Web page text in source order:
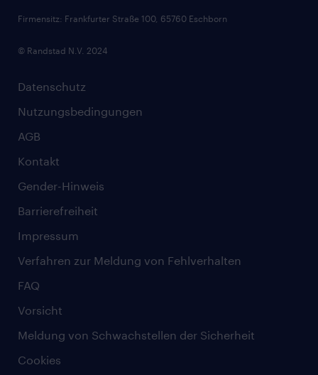
Datenschutz
Nutzungsbedingungen
AGB
Kontakt
Gender-Hinweis
Barrierefreiheit
Impressum
Verfahren zur Meldung von Fehlverhalten
FAQ
Vorsicht
Meldung von Schwachstellen der Sicherheit
Cookies
Firmensitz: Frankfurter Straße 100, 65760 Eschborn
© Randstad N.V. 2024